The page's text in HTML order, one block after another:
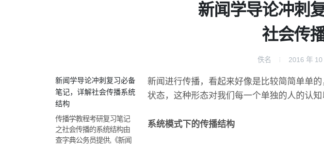
新闻学导论冲刺
社会传
佚名 2016 年 10
新闻学导论冲刺复习必备
笔记，详解社会传播系统
结构
传播学教程考研复习笔记
之社会传播的系统结构由
查字典公务员提供,《新闻
新闻进行传播，看起来好像是比较简简单单
状态，这种形态对我们每一个单独的人的认知
系统模式下的传播结构